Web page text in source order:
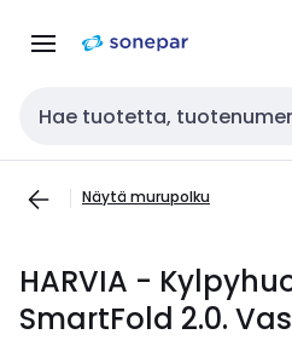
navigointiinsisältöön
Haku
Näytä murupolku
HARVIA -
SmartFold 2.0.